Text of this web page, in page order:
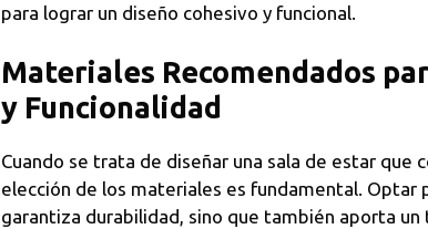
para lograr un diseño cohesivo y funcional.
Materiales Recomendados
y Funcionalidad
Cuando se trata de diseñar una sala de estar que
elección de los materiales es fundamental. Optar
garantiza durabilidad, sino que también aporta